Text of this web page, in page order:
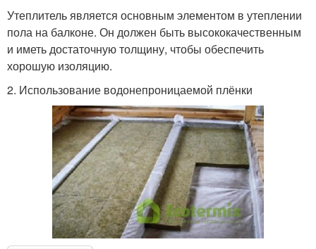
Утеплитель является основным элементом в утеплении
пола на балконе. Он должен быть высококачественным
и иметь достаточную толщину, чтобы обеспечить
хорошую изоляцию.
2. Использование водонепроницаемой плёнки